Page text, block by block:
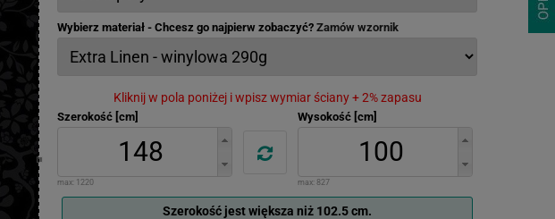
Wybierz materiał - Chcesz go najpierw zobaczyć? Zamów wzornik
Kliknij w pola poniżej i wpisz wymiar ściany + 2% zapasu
Szerokość [cm]
max: 1220
Wysokość [cm]
max: 827
Szerokość jest większa niż 102.5 cm.